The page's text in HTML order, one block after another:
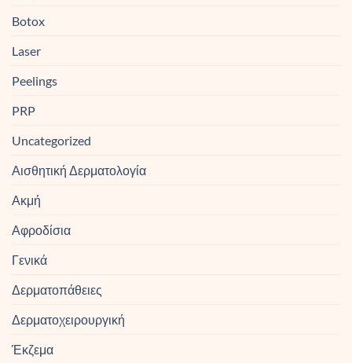
Botox
Laser
Peelings
PRP
Uncategorized
Αισθητική Δερματολογία
Ακμή
Αφροδίσια
Γενικά
Δερματοπάθειες
Δερματοχειρουργική
Έκζεμα